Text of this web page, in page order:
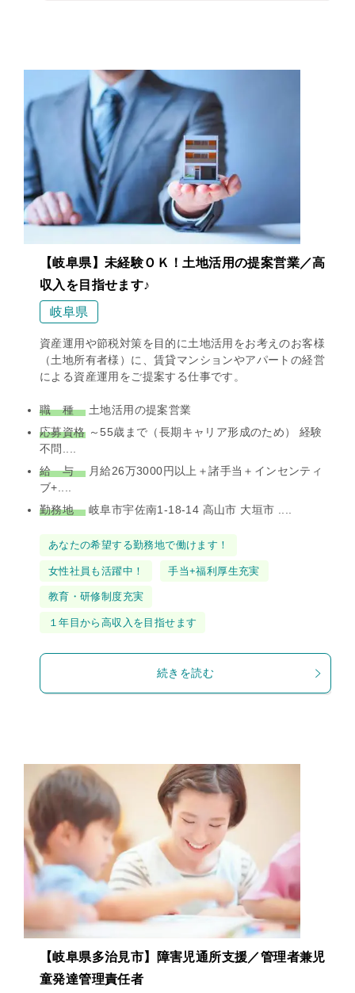
【岐阜県】未経験ＯＫ！土地活用の提案営業／高
収入を目指せます♪
岐阜県
資産運用や節税対策を目的に土地活用をお考えのお客様
（土地所有者様）に、賃貸マンションやアパートの経営
による資産運用をご提案する仕事です。
職 種土地活用の提案営業
応募資格～55歳まで（長期キャリア形成のため） 経験
不問....
給 与月給26万3000円以上＋諸手当＋インセンティ
ブ+....
勤務地岐阜市宇佐南1-18-14 高山市 大垣市 ....
タあなたの希望する勤務地で働けます！
女性社員も活躍中！ 手当+福利厚生充実
教育・研修制度充実
１年目から高収入を目指せます
続きを読む
【岐阜県多治見市】障害児通所⽀援／管理者兼児
童発達管理責任者